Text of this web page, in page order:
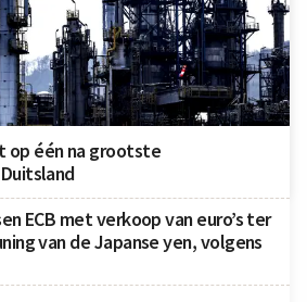
op één na grootste
ECB met verkoop van euro’s ter
van de Japanse yen, volgens